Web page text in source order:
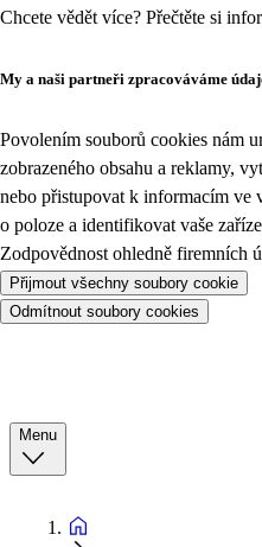
Chcete vědět více? Přečtěte si
My a naši partneři zpracováváme
Povolením souborů cookies nám
zobrazeného obsahu a reklamy,
nebo přistupovat k informacím ve
o poloze a identifikovat vaše
Zodpovědnost ohledně firemních
Přijmout všechny soubory cookie
Odmítnout soubory cookies
Menu